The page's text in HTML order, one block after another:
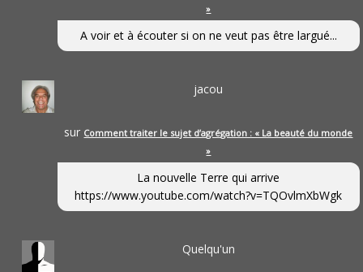
»
A voir et à écouter si on ne veut pas être largué...
jacou
sur Comment traiter le sujet d’agrégation : « La beauté du monde
»
La nouvelle Terre qui arrive
https://www.youtube.com/watch?v=TQOvlmXbWgk
Quelqu'un